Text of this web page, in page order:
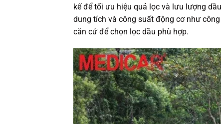
kế để tối ưu hiệu quả lọc và lưu lượng
dung tích và công suất động cơ như
căn cứ để chọn lọc dầu phù hợp.